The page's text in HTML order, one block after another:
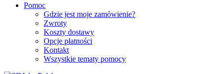
Pomoc
Gdzie jest moje zamówienie?
Zwroty
Koszty dostawy
Opcje płatności
Kontakt
Wszystkie tematy pomocy